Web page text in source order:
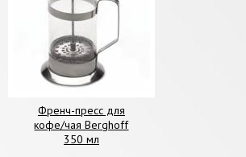
Френч-пресс для
кофе/чая Berghoff
350 мл